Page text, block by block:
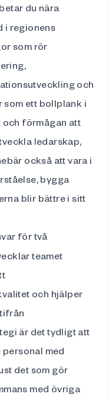
du nära
i regionens
som rör
och
ett bollplank i
och förmågan att
ledarskap,
också att vara i
bygga
blir bättre i sitt
för två
teamet
och hjälper
är det tydligt att
med
det som gör
med övriga